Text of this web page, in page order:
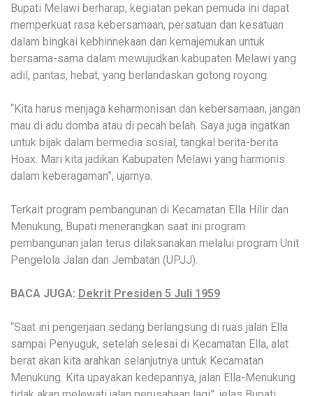
Bupati Melawi berharap, kegiatan pekan pemuda ini dapat
memperkuat rasa kebersamaan, persatuan dan kesatuan
dalam bingkai kebhinnekaan dan kemajemukan untuk
bersama-sama dalam mewujudkan kabupaten Melawi yang
adil, pantas, hebat, yang berlandaskan gotong royong.
“Kita harus menjaga keharmonisan dan kebersamaan, jangan
mau di adu domba atau di pecah belah. Saya juga ingatkan
untuk bijak dalam bermedia sosial, tangkal berita-berita
Hoax. Mari kita jadikan Kabupaten Melawi yang harmonis
dalam keberagaman”, ujarnya.
Terkait program pembangunan di Kecamatan Ella Hilir dan
Menukung, Bupati menerangkan saat ini program
pembangunan jalan terus dilaksanakan melalui program Unit
Pengelola Jalan dan Jembatan (UPJJ).
BACA JUGA: Dekrit Presiden 5 Juli 1959
“Saat ini pengerjaan sedang berlangsung di ruas jalan Ella
sampai Penyuguk, setelah selesai di Kecamatan Ella, alat
berat akan kita arahkan selanjutnya untuk Kecamatan
Menukung. Kita upayakan kedepannya, jalan Ella-Menukung